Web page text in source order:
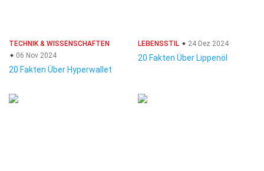
TECHNIK & WISSENSCHAFTEN
06 Nov 2024
20 Fakten Über Hyperwallet
LEBENSSTIL 24 Dez 2024
20 Fakten Über Lippenöl